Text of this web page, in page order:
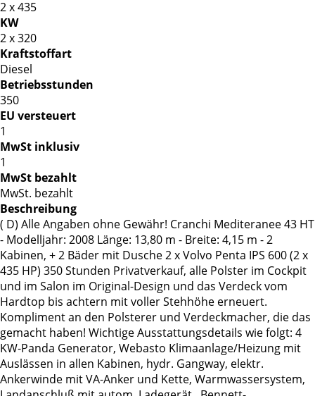
2 x 435
KW
2 x 320
Kraftstoffart
Diesel
Betriebsstunden
350
EU versteuert
1
MwSt inklusiv
1
MwSt bezahlt
MwSt. bezahlt
Beschreibung
( D) Alle Angaben ohne Gewähr! Cranchi Mediteranee 43 HT
- Modelljahr: 2008 Länge: 13,80 m - Breite: 4,15 m - 2
Kabinen, + 2 Bäder mit Dusche 2 x Volvo Penta IPS 600 (2 x
435 HP) 350 Stunden Privatverkauf, alle Polster im Cockpit
und im Salon im Original-Design und das Verdeck vom
Hardtop bis achtern mit voller Stehhöhe erneuert.
Kompliment an den Polsterer und Verdeckmacher, die das
gemacht haben! Wichtige Ausstattungsdetails wie folgt: 4
KW-Panda Generator, Webasto Klimaanlage/Heizung mit
Auslässen in allen Kabinen, hydr. Gangway, elektr.
Ankerwinde mit VA-Anker und Kette, Warmwassersystem,